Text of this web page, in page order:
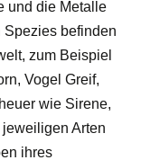
und die Metalle
befinden
zum Beispiel
Vogel Greif,
wie Sirene,
Arten
ihres